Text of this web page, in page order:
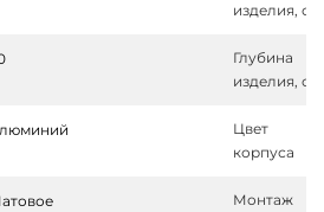
изделия, см
Глубина
изделия, см
Цвет
корпуса
Монтаж